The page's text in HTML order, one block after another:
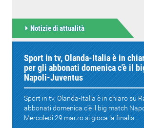
Notizie di attualità
Sport in tv, Olanda-Italia è in
per gli abbonati domenica c'è il
Napoli-Juventus
Sport in tv, Olanda-Italia è in chiaro su
abbonati domenica c'è il big match
Mercoledì 29 marzo si gioca la finalis...